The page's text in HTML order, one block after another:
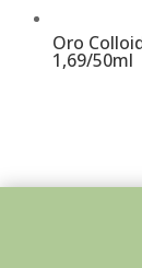
Oro
1,69/50ml